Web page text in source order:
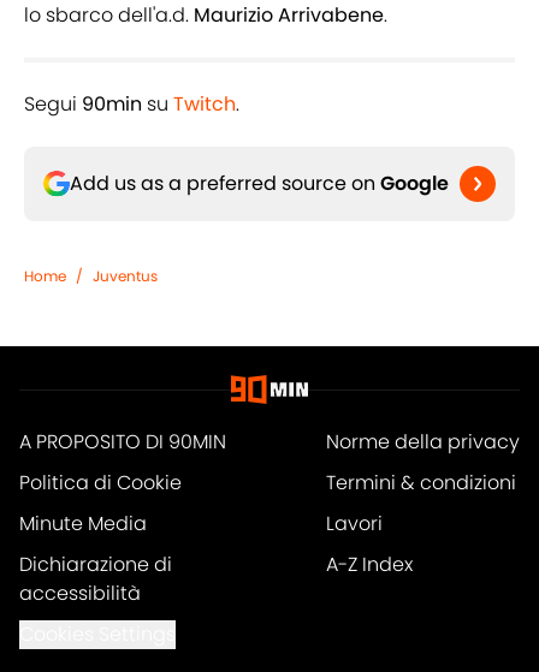
lo sbarco dell'a.d. Maurizio Arrivabene.
Segui 90min su Twitch.
Add us as a preferred source on Google
Home / Juventus
A PROPOSITO DI 90MIN
Norme della privacy
Politica di Cookie
Termini & condizioni
Minute Media
Lavori
Dichiarazione di
accessibilità
A-Z Index